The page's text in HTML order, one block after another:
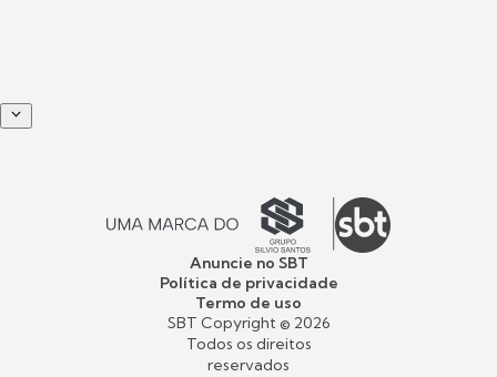
Anuncie no SBT
Política de privacidade
Termo de uso
SBT Copyright © 2026
Todos os direitos
reservados